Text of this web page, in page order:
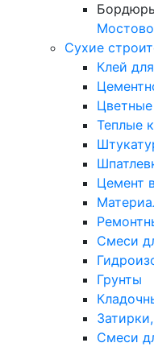
Сухие
Клей
Теплые
Цемент
Смеси
Грунты
Смеси